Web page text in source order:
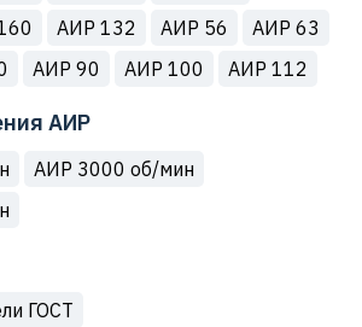
АИР 132 АИР 56
АИР 63
АИР 90 АИР 100 АИР 112
АИР
АИР 3000 об/мин
ГОСТ